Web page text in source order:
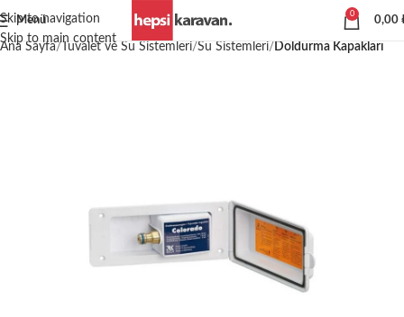
Skip to navigation
Skip to main content
Menü
0
0,00
Ana Sayfa Tuvalet ve Su Sistemleri Su Sistemleri Doldurma Kapakları